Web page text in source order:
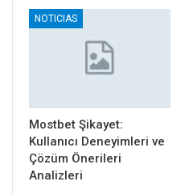
NOTICIAS
Mostbet Şikayet:
Kullanıcı Deneyimleri ve
Çözüm Önerileri
Analizleri